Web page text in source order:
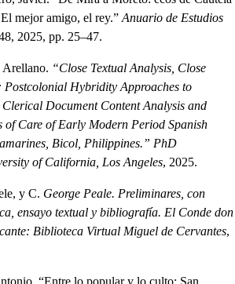
mejor amigo, el rey.” Anuario de Estudios
2025, pp. 25–47.
“Close Textual Analysis, Close
Postcolonial Hybridity Approaches to
Document Content Analysis and
of Care of Early Modern Period Spanish
Bicol, Philippines.” PhD
of California, Los Angeles, 2025.
y C. George Peale. Preliminares, con
ensayo textual y bibliografía. El Conde don
Biblioteca Virtual Miguel de Cervantes,